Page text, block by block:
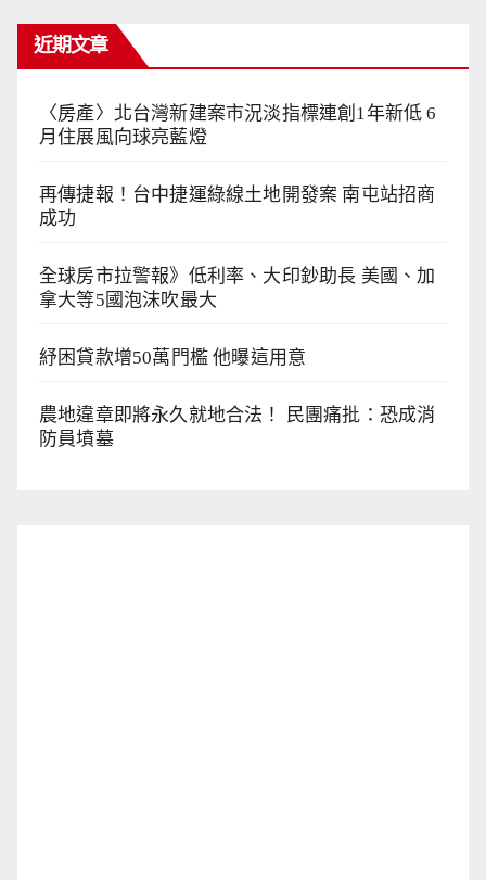
近期文章
〈房產〉北台灣新建案市況淡指標連創1年新低 6
月住展風向球亮藍燈
再傳捷報！台中捷運綠線土地開發案 南屯站招商
成功
全球房市拉警報》低利率、大印鈔助長 美國、加
拿大等5國泡沫吹最大
紓困貸款增50萬門檻 他曝這用意
農地違章即將永久就地合法！ 民團痛批：恐成消
防員墳墓